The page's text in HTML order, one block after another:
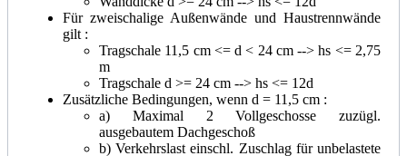
Für zweischalige Außenwände und Haustrennwände
gilt :
Tragschale 11,5 cm <= d < 24 cm --> hs <= 2,75
m
Tragschale d >= 24 cm --> hs <= 12d
Zusätzliche Bedingungen, wenn d = 11,5 cm :
a) Maximal 2 Vollgeschosse zuzügl.
ausgebautem Dachgeschoß
b) Verkehrslast einschl. Zuschlag für unbelastete